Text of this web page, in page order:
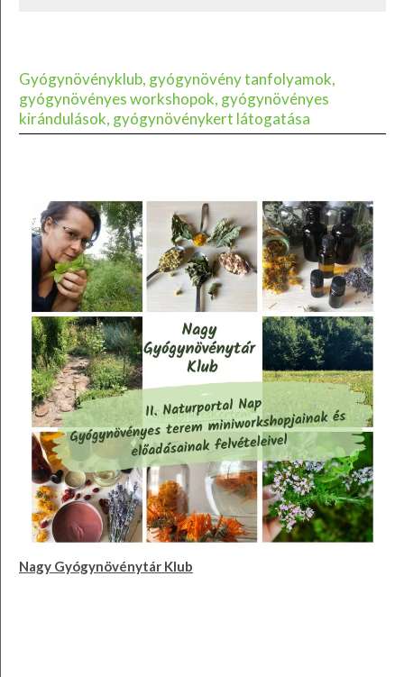
Gyógynövényklub, gyógynövény tanfolyamok,
gyógynövényes workshopok, gyógynövényes
kirándulások, gyógynövénykert látogatása
Nagy Gyógynövénytár Klub